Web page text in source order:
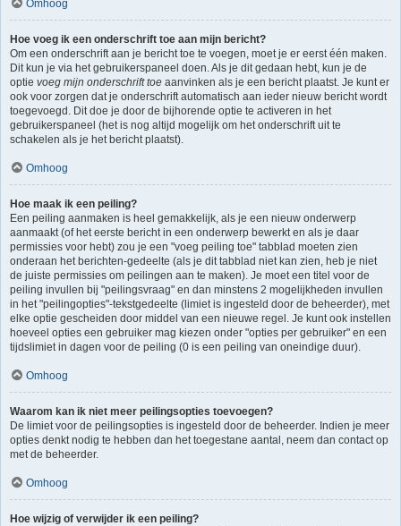
Omhoog
Hoe voeg ik een onderschrift toe aan mijn bericht?
Om een onderschrift aan je bericht toe te voegen, moet je er eerst één maken.
Dit kun je via het gebruikerspaneel doen. Als je dit gedaan hebt, kun je de
optie voeg mijn onderschrift toe aanvinken als je een bericht plaatst. Je kunt er
ook voor zorgen dat je onderschrift automatisch aan ieder nieuw bericht wordt
toegevoegd. Dit doe je door de bijhorende optie te activeren in het
gebruikerspaneel (het is nog altijd mogelijk om het onderschrift uit te
schakelen als je het bericht plaatst).
Omhoog
Hoe maak ik een peiling?
Een peiling aanmaken is heel gemakkelijk, als je een nieuw onderwerp
aanmaakt (of het eerste bericht in een onderwerp bewerkt en als je daar
permissies voor hebt) zou je een "voeg peiling toe" tabblad moeten zien
onderaan het berichten-gedeelte (als je dit tabblad niet kan zien, heb je niet
de juiste permissies om peilingen aan te maken). Je moet een titel voor de
peiling invullen bij "peilingsvraag" en dan minstens 2 mogelijkheden invullen
in het "peilingopties"-tekstgedeelte (limiet is ingesteld door de beheerder), met
elke optie gescheiden door middel van een nieuwe regel. Je kunt ook instellen
hoeveel opties een gebruiker mag kiezen onder "opties per gebruiker" en een
tijdslimiet in dagen voor de peiling (0 is een peiling van oneindige duur).
Omhoog
Waarom kan ik niet meer peilingsopties toevoegen?
De limiet voor de peilingsopties is ingesteld door de beheerder. Indien je meer
opties denkt nodig te hebben dan het toegestane aantal, neem dan contact op
met de beheerder.
Omhoog
Hoe wijzig of verwijder ik een peiling?